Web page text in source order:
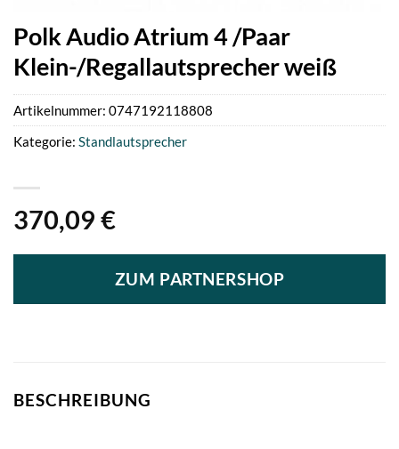
Polk Audio Atrium 4 /Paar
Klein-/Regallautsprecher weiß
370,09 €
ZUM PARTNERSHOP
Artikelnummer: 0747192118808
Kategorie: Standlautsprecher
BESCHREIBUNG